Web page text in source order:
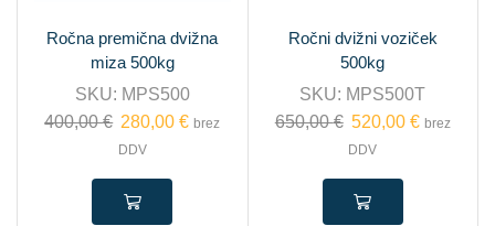
Ročna premična dvižna
miza 500kg
SKU: MPS500
400,00€ 280,00€ brez
DDV
Ročni dvižni voziček
500kg
SKU: MPS500T
650,00€ 520,00 € brez
DDV